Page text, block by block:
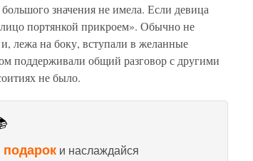
значения не имела. Если девица
портянкой прикроем». Обычно не
и, лежа на боку, вступали в желанные
поддерживали общий разговор с другими
не было.
и наслаждайся